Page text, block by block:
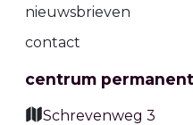
nieuwsbrieven
contact
centrum
Schrevenweg 3